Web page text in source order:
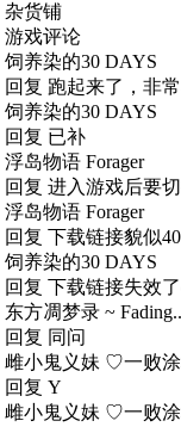
杂货铺
游戏评论
饲养染的30 DAYS
回复 跑起来了，非
饲养染的30 DAYS
回复 已补
浮岛物语 Forager
回复 进入游戏后要
浮岛物语 Forager
回复 下载链接貌似
饲养染的30 DAYS
回复 下载链接失效
东方凋梦录 ~
回复 同问
雌小鬼义妹 ♡一败
回复 Y
雌小鬼义妹 ♡一败